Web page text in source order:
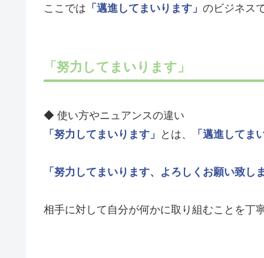
ここでは 「邁進してまいります」 のビジネス
「努力してまいります」
◆ 使い方やニュアンスの違い
「努力してまいります」
とは、 「邁進してま
「努力してまいります、よろしくお願い致し
相手に対して自分が何かに取り組むことを丁